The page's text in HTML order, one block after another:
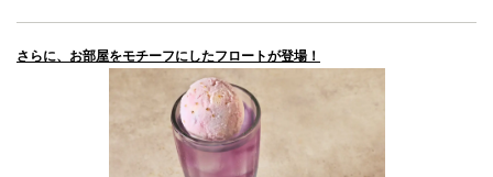
さらに、お部屋をモチーフにしたフロートが登場！